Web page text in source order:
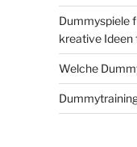
Dummyspiele
kreative Ideen
Welche